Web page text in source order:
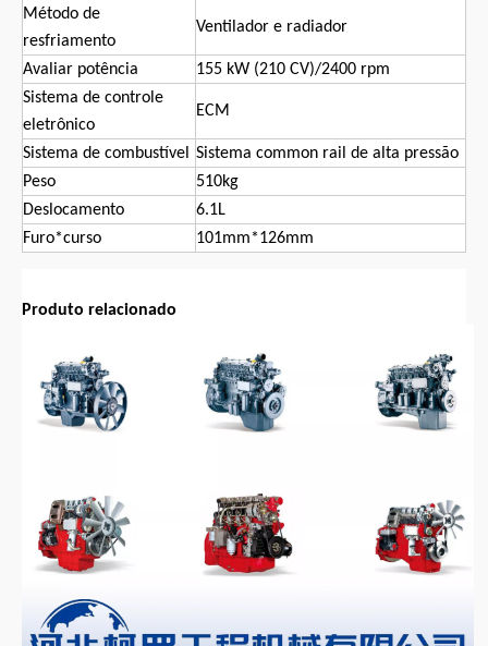
Método de
resfriamento
Ventilador e radiador
Avaliar potência
155 kW (210 CV)/2400 rpm
Sistema de controle
eletrônico
ECM
Sistema de combustível Sistema common rail de alta pressão
Peso
510kg
Deslocamento
6.1L
Furo*curso
101mm*126mm
Produto relacionado